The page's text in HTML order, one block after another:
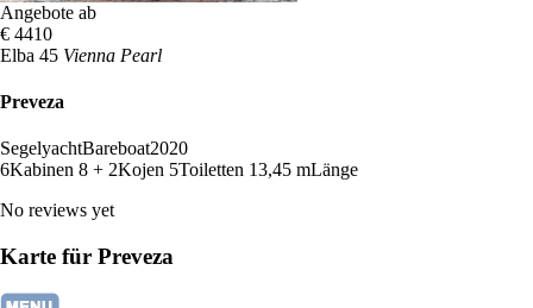
Angebote ab
€ 4410
Elba 45 Vienna Pearl
Preveza
SegelyachtBareboat2020
6Kabinen 8 + 2Kojen 5Toiletten 13,45 mLänge
No reviews yet
Karte für Preveza